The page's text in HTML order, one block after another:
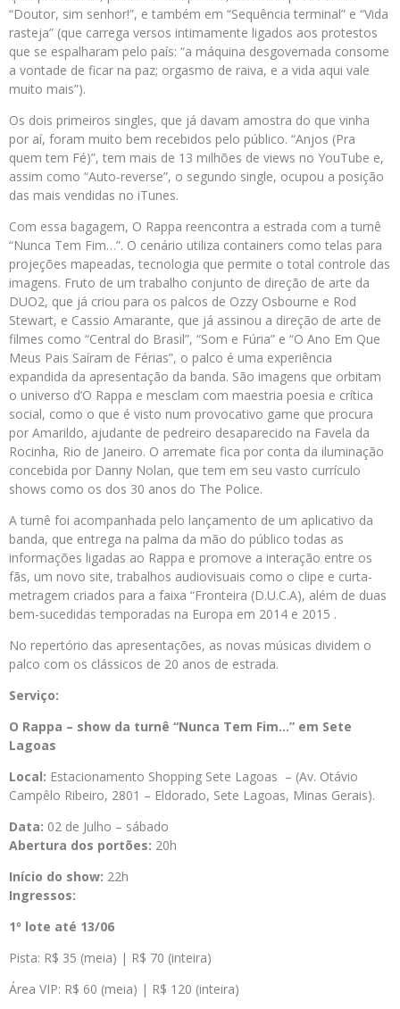
“Doutor, sim senhor!”, e também em “Sequência terminal” e “Vida
rasteja” (que carrega versos intimamente ligados aos protestos
que se espalharam pelo país: “a máquina desgovernada consome
a vontade de ficar na paz; orgasmo de raiva, e a vida aqui vale
muito mais”).
Os dois primeiros singles, que já davam amostra do que vinha
por aí, foram muito bem recebidos pelo público. “Anjos (Pra
quem tem Fé)”, tem mais de 13 milhões de views no YouTube e,
assim como “Auto-reverse”, o segundo single, ocupou a posição
das mais vendidas no iTunes.
Com essa bagagem, O Rappa reencontra a estrada com a turnê
“Nunca Tem Fim…”. O cenário utiliza containers como telas para
projeções mapeadas, tecnologia que permite o total controle das
imagens. Fruto de um trabalho conjunto de direção de arte da
DUO2, que já criou para os palcos de Ozzy Osbourne e Rod
Stewart, e Cassio Amarante, que já assinou a direção de arte de
filmes como “Central do Brasil”, “Som e Fúria” e “O Ano Em Que
Meus Pais Saíram de Férias”, o palco é uma experiência
expandida da apresentação da banda. São imagens que orbitam
o universo d’O Rappa e mesclam com maestria poesia e crítica
social, como o que é visto num provocativo game que procura
por Amarildo, ajudante de pedreiro desaparecido na Favela da
Rocinha, Rio de Janeiro. O arremate fica por conta da iluminação
concebida por Danny Nolan, que tem em seu vasto currículo
shows como os dos 30 anos do The Police.
A turnê foi acompanhada pelo lançamento de um aplicativo da
banda, que entrega na palma da mão do público todas as
informações ligadas ao Rappa e promove a interação entre os
fãs, um novo site, trabalhos audiovisuais como o clipe e curta-
metragem criados para a faixa “Fronteira (D.U.C.A), além de duas
bem-sucedidas temporadas na Europa em 2014 e 2015 .
No repertório das apresentações, as novas músicas dividem o
palco com os clássicos de 20 anos de estrada.
Serviço:
O Rappa – show da turnê “Nunca Tem Fim…” em Sete
Lagoas
Local: Estacionamento Shopping Sete Lagoas – (Av. Otávio
Campêlo Ribeiro, 2801 – Eldorado, Sete Lagoas, Minas Gerais).
Data: 02 de Julho – sábado
Abertura dos portões: 20h
Início do show: 22h
Ingressos:
1º lote até 13/06
Pista: R$ 35 (meia) | R$ 70 (inteira)
Área VIP: R$ 60 (meia) | R$ 120 (inteira)